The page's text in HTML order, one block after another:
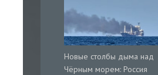
Новые столбы дыма над
Чёрным морем: Россия